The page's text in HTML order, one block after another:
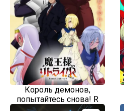
Король демонов,
попытайтесь снова! R